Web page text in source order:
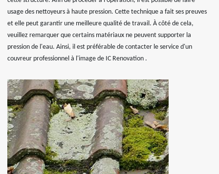
usage des nettoyeurs à haute pression. Cette technique a fait ses preuves
et elle peut garantir une meilleure qualité de travail. À côté de cela,
veuillez remarquer que certains matériaux ne peuvent supporter la
pression de l'eau. Ainsi, il est préférable de contacter le service d'un
couvreur professionnel à l'image de IC Renovation .